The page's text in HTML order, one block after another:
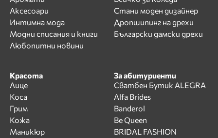
Аксесоари
Интимна мода
Модни списания и книги
Любопитни новини
Стани моден дизайнер
Дропшипинг на дрехи
Български дамски дрехи
Красота
Лице
Коса
Грим
Кожа
Маникюр
За абитуриенти
Сватбен Бутик ALEGRA
Alfa Brides
Banderol
Be Queen
BRIDAL FASHION